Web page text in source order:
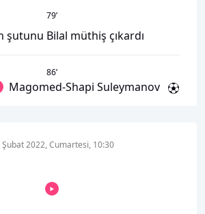
79’
şutunu Bilal müthiş çıkardı
86’
Magomed-Shapi Suleymanov
Şubat 2022, Cumartesi, 10:30